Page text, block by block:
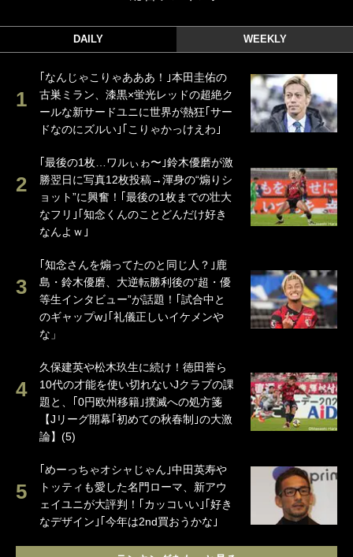
DAILY WEEKLY
｢なんじゃこりゃあああ！｣本田圭佑の
古巣ミラン、漆黒×蛍光レッドの超絶ク
ールな新サードユニに世界が熱狂｢サー
ドなのにズルい｣｢こりゃかっけえわ｣
｢最後の1枚…ワルぃゎ〜｣鈴木優磨が激
勝翌日に写真12枚投稿→渾身の“煽りシ
ョット”に興奮！｢最後の1枚までの壮大
なフリ｣｢知念くんのことどんだけ好き
なんよｗ｣
｢知念さんを煽ってたのと同じ人？｣鹿
島・鈴木優磨、大逆転勝利後の“超・優
等生インタビュー”が話題！｢試合中と
のギャップw｣｢礼儀正しいイケメンや
な」
久保建英や松木玖生に続け！徳田誉ら
10代の才能を使い切れないJクラブの課
題と、｢0円欧州移籍｣撲滅への処方箋
【Jリーグ開幕｢初めての秋春制｣の大激
論】(5)
｢めーっちゃオシャじゃん｣中田英寿や
トッティも愛した名門ローマ、新アウ
ェイユニが大評判！｢カッコいい｣｢好き
なデザイン｣｢今年は2nd買おうかな｣